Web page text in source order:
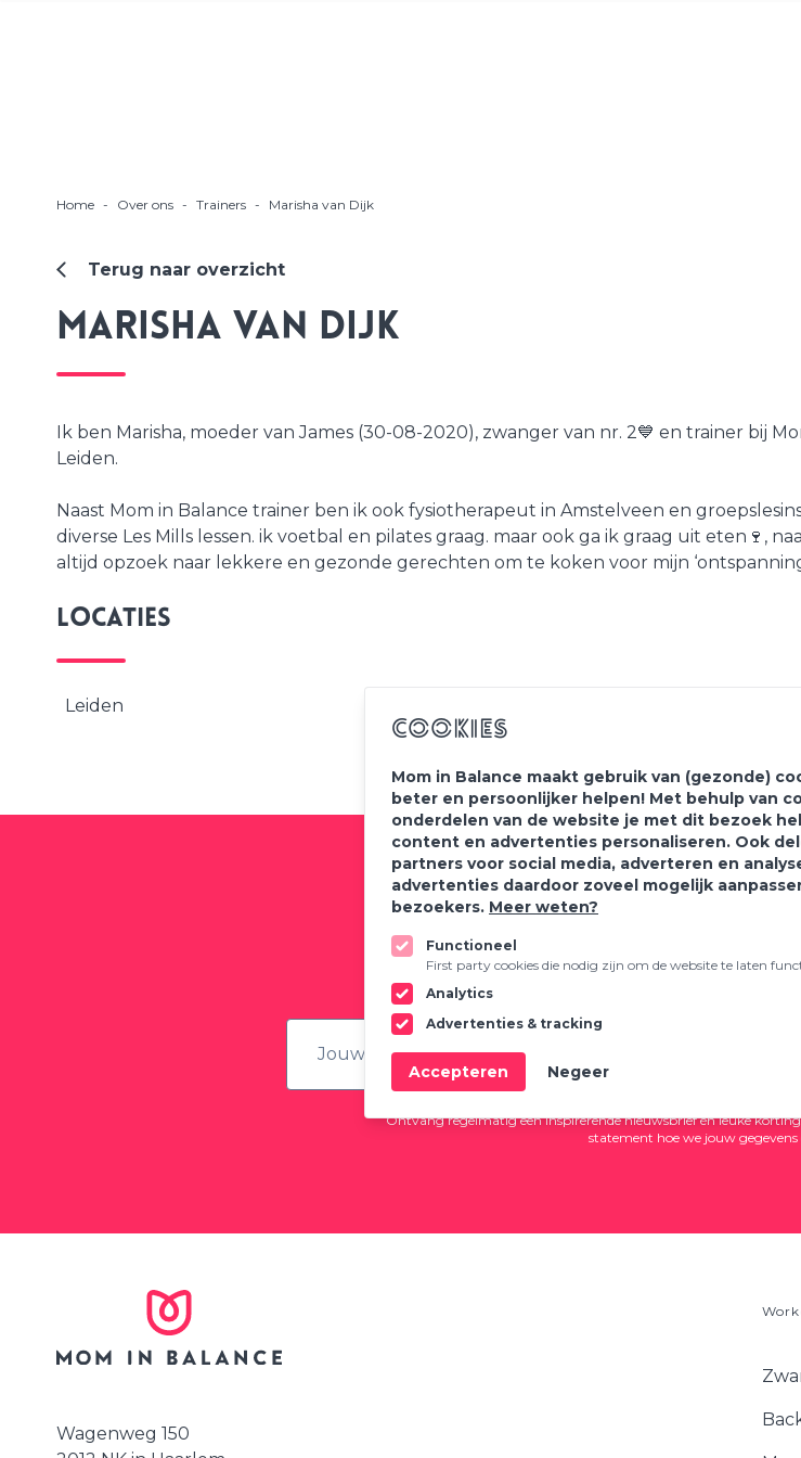
Cookies
Mom in Balance maakt gebruik van (gezonde)
beter en persoonlijker helpen! Met behulp van
onderdelen van de website je met dit bezoek
content en advertenties personaliseren. Ook
partners voor social media, adverteren en
advertenties daardoor zoveel mogelijk
bezoekers. Meer weten?
Functioneel
First party cookies die nodig zijn om de website te laten
Analytics
Advertenties & tracking
Accepteren Negeer
Home - Over ons - Trainers - Marisha van Dijk
Terug naar overzicht
Marisha van Dijk
Ik ben Marisha, moeder van James (30-08-2020), zwanger van nr. 2💙 en trainer bij
Leiden.
Naast Mom in Balance trainer ben ik ook fysiotherapeut in Amstelveen en
diverse Les Mills lessen. ik voetbal en pilates graag. maar ook ga ik graag uit eten🍷,
altijd opzoek naar lekkere en gezonde gerechten om te koken voor mijn
Locaties
Leiden
Meld je aan voor
Ontvang regelmatig een inspirerende nieuwsbrief én leuke
statement hoe we jouw
Wagenweg 150